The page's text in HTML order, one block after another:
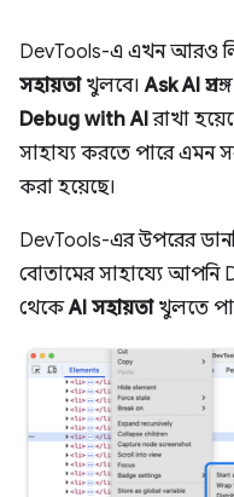
DevTools-এ এখন আরও
সহায়তাখুলবে।Ask AI
Debug with AIরাখা
সাহায্য করতে পারে এমন
করা হয়েছে।
DevTools-এর উপরের
বোতামের সাহায্যে
থেকেAI সহায়তাখুলতে